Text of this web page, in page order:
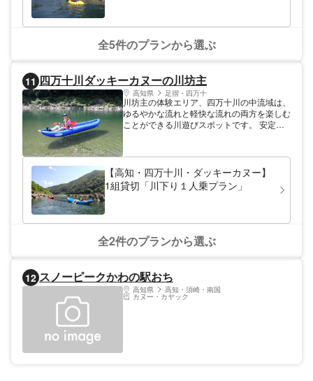
全5件のプランから選ぶ
11 四万十川ダッキーカヌーの川坊主
高知県 足摺・四万十
川坊主の体験エリア、四万十川の中流域は、
ゆるやかな流れと軽快な流れの両方を楽しむ
ことができる川遊びスポットです。 安定性
児から大人まで幅広く楽しめる自然体験！ガ
イドが同行するので、初心者や女性でも安心
です！ ウェア類の無料レンタルも充実して
いるので、ほぼ手ぶらでも参加できます。
【高知・四万十川・ダッキーカヌー】
1組貸切「川下り１人乗プラン」
全2件のプランから選ぶ
12 スノーピークかわの駅おち
高知県 高知・須崎・南国
カヌー・カヤック